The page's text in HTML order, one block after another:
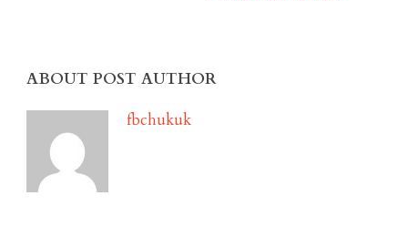
ABOUT POST AUTHOR
fbchukuk